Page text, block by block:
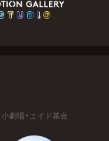
小劇場・エイド基金